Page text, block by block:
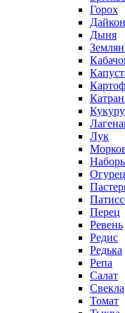
Горох
Дайкон
Дыня
Лук
Огурец
Перец
Ревень
Редис
Редька
Репа
Салат
Свекла
Томат